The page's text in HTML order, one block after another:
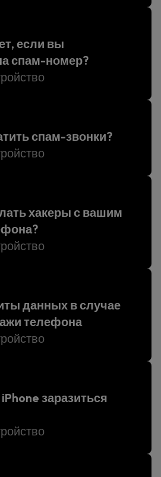
если вы
спам-номер?
спам-звонки?
хакеры с вашим
данных в случае
телефона
заразиться